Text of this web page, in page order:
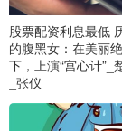
股票配资利息最低
的腹黑女：在美丽
下，上演“宫心计”_
_张仪